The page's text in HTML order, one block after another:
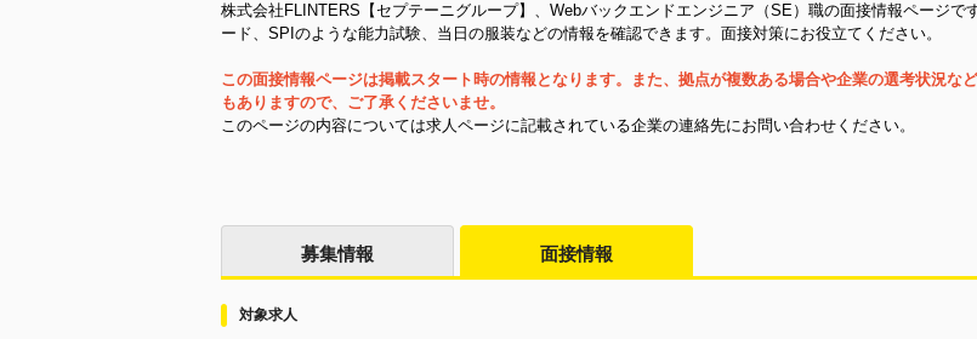
株式会社FLINTERS【セプテーニグループ】、Webバックエンドエンジニア（SE）職の面接情報ページで
ード、SPIのような能力試験、当日の服装などの情報を確認できます。面接対策にお役立てください。
この面接情報ページは掲載スタート時の情報となります。また、拠点が複数ある場合や企業の選考状況な
もありますので、ご了承くださいませ。
このページの内容については求人ページに記載されている企業の連絡先にお問い合わせください。
募集情報 面接情報
対象求人